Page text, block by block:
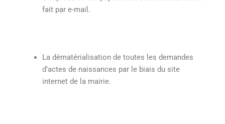
fait par e-mail.
La dématérialisation de toutes les demandes
d’actes de naissances par le biais du site
internet de la mairie.